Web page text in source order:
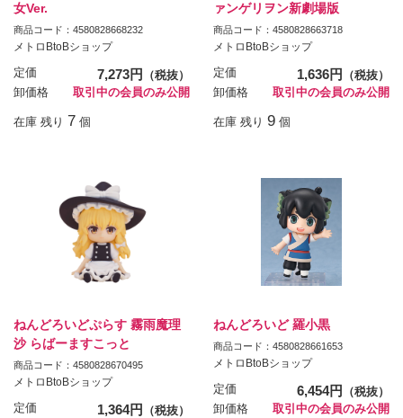
女Ver.
商品コード：4580828668232
メトロBtoBショップ
定価 7,273円
（税抜）
卸価格
取引中の会員のみ公開
在庫 残り 7 個
ァンゲリヲン新劇場版
商品コード：4580828663718
メトロBtoBショップ
定価 1,636円
（税抜）
卸価格
取引中の会員のみ公開
在庫 残り 9 個
ねんどろいどぷらす 霧雨魔理
沙 らばーますこっと
商品コード：4580828670495
メトロBtoBショップ
定価 1,364円
（税抜）
ねんどろいど 羅小黒
商品コード：4580828661653
メトロBtoBショップ
定価 6,454円
（税抜）
卸価格
取引中の会員のみ公開